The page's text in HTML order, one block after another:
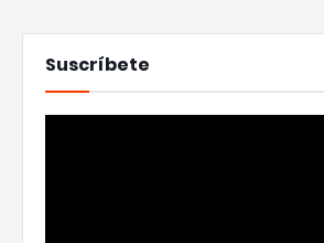
Suscríbete